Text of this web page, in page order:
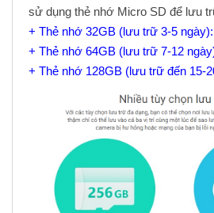
sử dụng thẻ nhớ Micro SD để lưu
+ Thẻ nhớ 32GB (lưu trữ 3-5 ngày):
+ Thẻ nhớ 64GB (lưu trữ 7-12
+ Thẻ nhớ 128GB (lưu trữ đến 15-